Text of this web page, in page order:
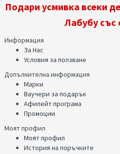
Подари усмивка всеки
Лабубу със
Информация
За Нас
Условия за ползване
Допълнителна информация
Марки
Ваучери за подарък
Афилейт програма
Промоции
Моят профил
Моят профил
История на поръчките